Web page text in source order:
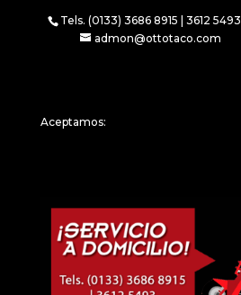
Tels. (0133) 3686 8915 | 3612 5493
admon@ottotaco.com
Aceptamos: